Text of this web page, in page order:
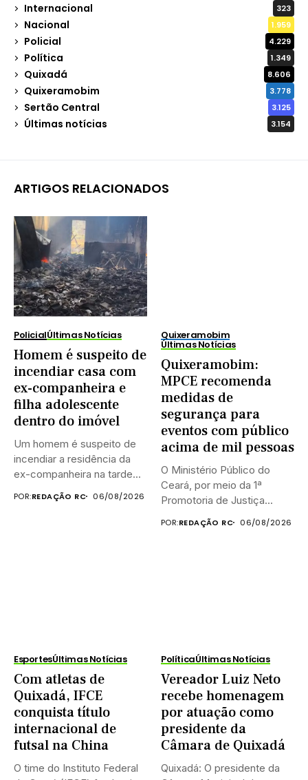
Internacional 323
Nacional 1.959
Policial 4.229
Política 1.349
Quixadá 8.606
Quixeramobim 3.778
Sertão Central 3.125
Últimas notícias 3.154
ARTIGOS RELACIONADOS
PolicialÚltimas Notícias
Homem é suspeito de
incendiar casa com
ex-companheira e
filha adolescente
dentro do imóvel
Um homem é suspeito de
incendiar a residência da
ex-companheira na tarde...
POR:REDAÇÃO RC 06/08/2026
Quixeramobim
Últimas Notícias
Quixeramobim:
MPCE recomenda
medidas de
segurança para
eventos com público
acima de mil pessoas
O Ministério Público do
Ceará, por meio da 1ª
Promotoria de Justiça...
POR:REDAÇÃO RC 06/08/2026
EsportesÚltimas Notícias
Com atletas de
Quixadá, IFCE
conquista título
internacional de
futsal na China
O time do Instituto Federal
PolíticaÚltimas Notícias
Vereador Luiz Neto
recebe homenagem
por atuação como
presidente da
Câmara de Quixadá
Quixadá: O presidente da